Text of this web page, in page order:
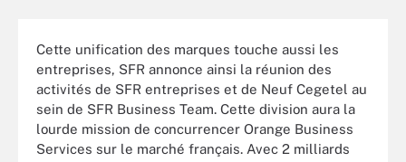
Cette unification des marques touche aussi les
entreprises, SFR annonce ainsi la réunion des
activités de SFR entreprises et de Neuf Cegetel au
sein de SFR Business Team. Cette division aura la
lourde mission de concurrencer Orange Business
Services sur le marché français. Avec 2 milliards